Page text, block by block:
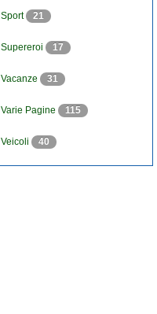
Sport 21
Supereroi 17
Vacanze 31
Varie Pagine 115
Veicoli 40